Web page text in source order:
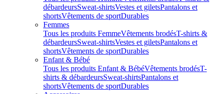
débardeursSweat-shirtsVestes et giletsPantalons et
shortsVêtements de sportDurables
Femmes
Tous les produits FemmeVêtements brodésT-shirts &
débardeursSweat-shirtsVestes et giletsPantalons et
shortsVêtements de sportDurables
Enfant & Bébé
Tous les produits Enfant & BébéVêtements brodésT-
shirts & débardeursSweat-shirtsPantalons et
shortsVêtements de sportDurables